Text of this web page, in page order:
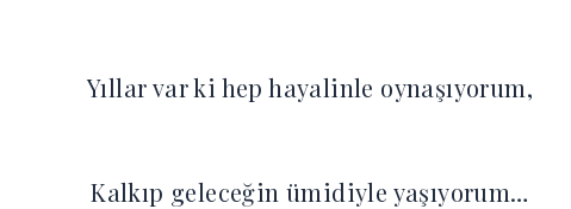
Yıllar var ki hep hayalinle oynaşıyorum,‎
Kalkıp geleceğin ümidiyle yaşıyorum…‎